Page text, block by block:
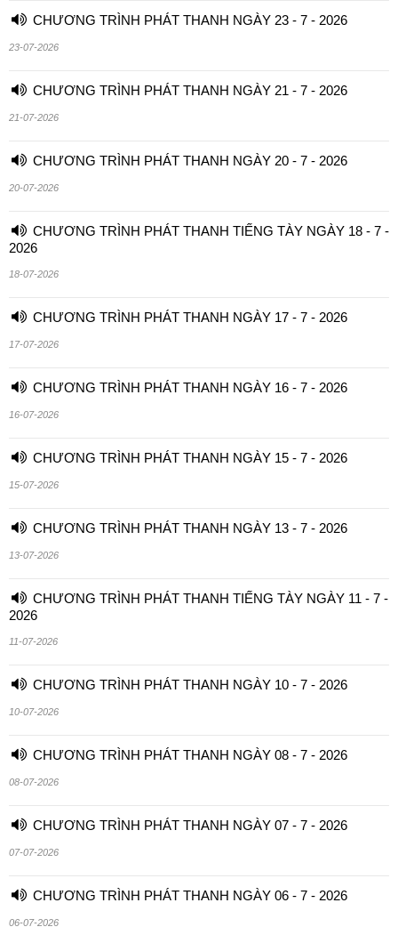
CHƯƠNG TRÌNH PHÁT THANH NGÀY 23 - 7 - 2026
23-07-2026
CHƯƠNG TRÌNH PHÁT THANH NGÀY 21 - 7 - 2026
21-07-2026
CHƯƠNG TRÌNH PHÁT THANH NGÀY 20 - 7 - 2026
20-07-2026
CHƯƠNG TRÌNH PHÁT THANH TIẾNG TÀY NGÀY 18 - 7 -
2026
18-07-2026
CHƯƠNG TRÌNH PHÁT THANH NGÀY 17 - 7 - 2026
17-07-2026
CHƯƠNG TRÌNH PHÁT THANH NGÀY 16 - 7 - 2026
16-07-2026
CHƯƠNG TRÌNH PHÁT THANH NGÀY 15 - 7 - 2026
15-07-2026
CHƯƠNG TRÌNH PHÁT THANH NGÀY 13 - 7 - 2026
13-07-2026
CHƯƠNG TRÌNH PHÁT THANH TIẾNG TÀY NGÀY 11 - 7 -
2026
11-07-2026
CHƯƠNG TRÌNH PHÁT THANH NGÀY 10 - 7 - 2026
10-07-2026
CHƯƠNG TRÌNH PHÁT THANH NGÀY 08 - 7 - 2026
08-07-2026
CHƯƠNG TRÌNH PHÁT THANH NGÀY 07 - 7 - 2026
07-07-2026
CHƯƠNG TRÌNH PHÁT THANH NGÀY 06 - 7 - 2026
06-07-2026